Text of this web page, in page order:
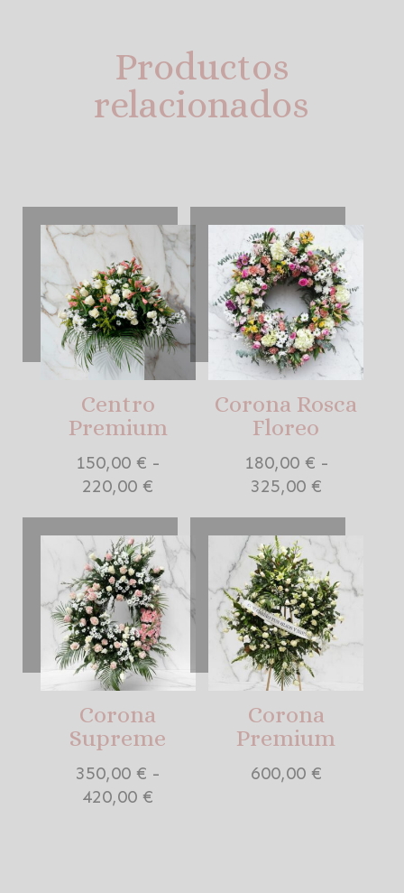
Productos
relacionados
Centro
Premium
150,00 € -
220,00 €
precios:
desde
150,00 €
hasta
220,00 €
Corona Rosca
Floreo
180,00 € -
325,00 €Rango
precios:
desde
180,00 €
hasta
325,00 €
Corona
Supreme
350,00 € -
420,00 €
Corona
Premium
600,00 €